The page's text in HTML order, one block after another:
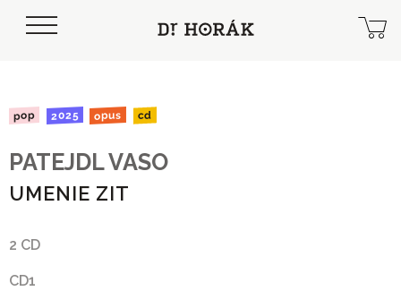
pop 2025 opus cd
PATEJDL VASO
UMENIE ZIT
2 CD
CD1